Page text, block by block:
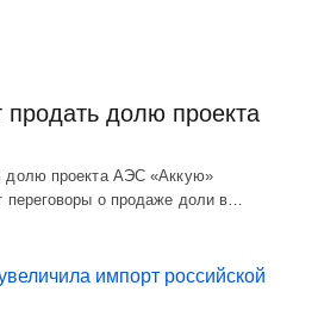
долю проекта
долю проекта АЭС «Аккую»
переговоры о продаже доли в…